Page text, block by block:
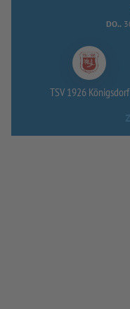
DO..
TSV 1926 Königsdorf